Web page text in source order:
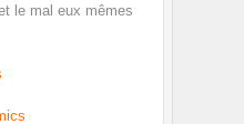
le mal eux mêmes